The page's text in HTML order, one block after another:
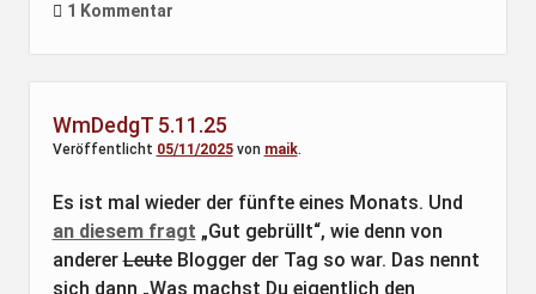
1 Kommentar
WmDedgT 5.11.25
Veröffentlicht 05/11/2025von maik.
Es ist mal wieder der fünfte eines Monats. Und
an diesem fragt „Gut gebrüllt“, wie denn von
andererLeuteBlogger der Tag so war. Das nennt
sich dann „Was machst Du eigentlich den